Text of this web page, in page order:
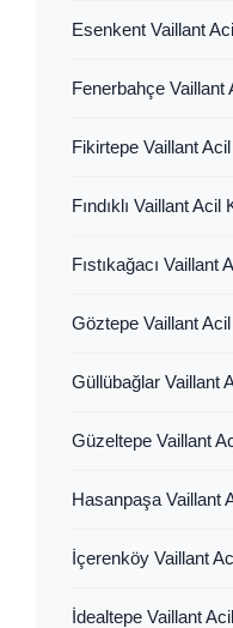
Esenkent Vaillant
Fenerbahçe Vaillant
Fikirtepe Vaillant
Fındıklı Vaillant
Fıstıkağacı Vaillant
Göztepe Vaillant
Güllübağlar Vaillant
Güzeltepe Vaillant
Hasanpaşa Vaillant
İçerenköy Vaillant
İdealtepe Vaillant